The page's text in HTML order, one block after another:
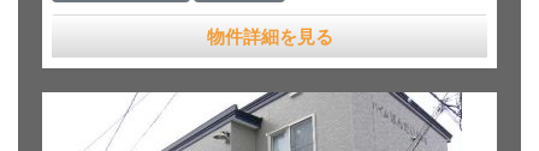
物件詳細を見る